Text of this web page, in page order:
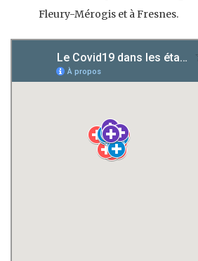
Fleury-Mérogis et à Fresnes.